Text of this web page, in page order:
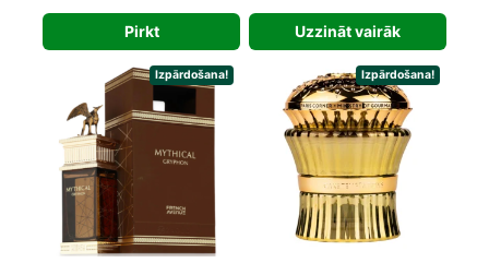
was:
39,00 €.24,81 €.
Pirkt
price
was:
39,00 €.
price
is:
25,00 €.
Uzzināt vairāk
Izpārdošana! Izpārdošana!